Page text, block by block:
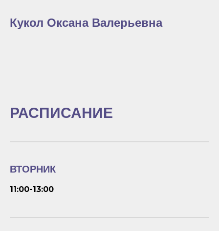
Кукол Оксана Валерьевна
РАСПИСАНИЕ
ВТОРНИК
11:00-13:00